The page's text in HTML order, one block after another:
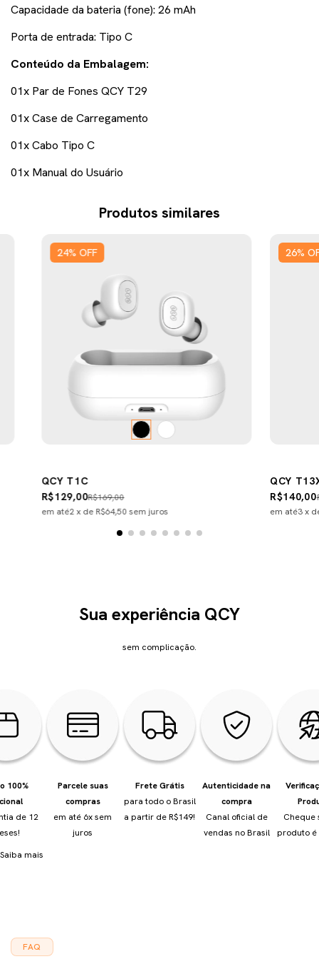
Capacidade da bateria (fone): 26 mAh
Porta de entrada: Tipo C
Conteúdo da Embalagem:
01x Par de Fones QCY T29
01x Case de Carregamento
01x Cabo Tipo C
01x Manual do Usuário
Produtos similares
24% OFF
QCY T1C
R$169,00
R$129,00
em até2x de R$64,50sem juros
26%
QCY
R$140,00
em até3 x
Sua experiência QCY
sem complicação.
100%
de 12
Parcele suas
compras
em até 6x sem
juros
Frete Grátis
para todo o Brasil
a partir de R$149!
Autenticidade na
compra
Canal oficial de
vendas no Brasil
Cheque
produto é
Saiba mais
FAQ